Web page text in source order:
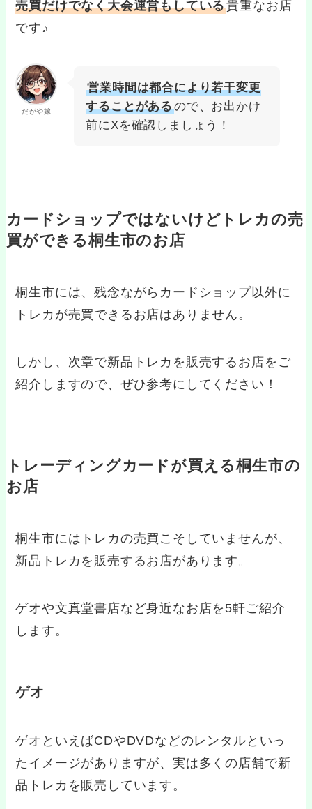
売買だけでなく大会運営もしている貴重なお店
です♪
だがや嫁
営業時間は都合により若干変更
することがあるので、お出かけ
前にXを確認しましょう！
カードショップではないけどトレカの売
買ができる桐生市のお店
桐生市には、残念ながらカードショップ以外に
トレカが売買できるお店はありません。
しかし、次章で新品トレカを販売するお店をご
紹介しますので、ぜひ参考にしてください！
トレーディングカードが買える桐生市の
お店
桐生市にはトレカの売買こそしていませんが、
新品トレカを販売するお店があります。
ゲオや文真堂書店など身近なお店を5軒ご紹介
します。
ゲオ
ゲオといえばCDやDVDなどのレンタルといっ
たイメージがありますが、実は多くの店舗で新
品トレカを販売しています。